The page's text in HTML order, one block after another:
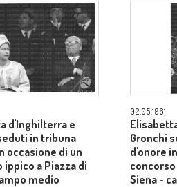
d'Inghilterra e
in tribuna
occasione di un
ippico a Piazza di
medio
02.05.1961
Gronchi
d'onore
Siena -